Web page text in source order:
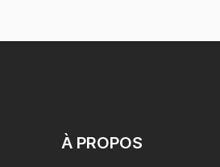
À PROPOS